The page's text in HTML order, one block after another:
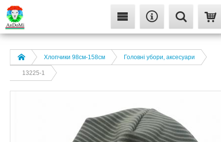
Хлопчики 98см-158см Головні убори, аксесуари
13225-1